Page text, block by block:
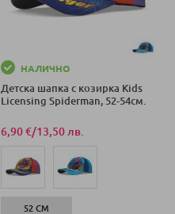
НАЛИЧНО
Детска шапка с козирка Kids
Licensing Spiderman, 52-54см.
6,90 €/13,50 лв.
52 СМ